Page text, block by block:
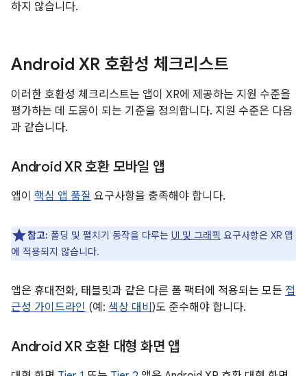
하지 않습니다.
Android XR 호환성 체크리스트
이러한 호환성 체크리스트는 앱이 XR에 제공하는 지원 수준을
평가하는 데 도움이 되는 기준을 정의합니다. 지원 수준은 다음
과 같습니다.
Android XR 호환 모바일 앱
앱이 핵심 앱 품질 요구사항을 충족해야 합니다.
참고: 폴딩 및 펼치기 동작을 다루는 UI 및 그래픽 요구사항은 XR 앱
에 적용되지 않습니다.
앱은 휴대전화, 태블릿과 같은 다른 폼 팩터에 적용되는 모든 접
근성 가이드라인 (예: 색상 대비 )도 준수해야 합니다.
Android XR 호환 대형 화면 앱